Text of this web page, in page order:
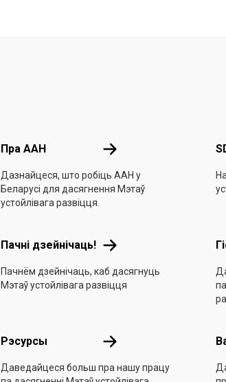
Пра ААН Пра ААН
Дазнайцеся, што робіць ААН у
Беларусі для дасягнення Мэтаў
устойлівага развіцця.
Пачні дзейнічаць! Пачні дзейнічаць!
Пачнём дзейнічаць, каб дасягнуць
Мэтаў устойлівага развіцця
Рэсурсы Рэсурсы
Даведайцеся больш пра нашу працу